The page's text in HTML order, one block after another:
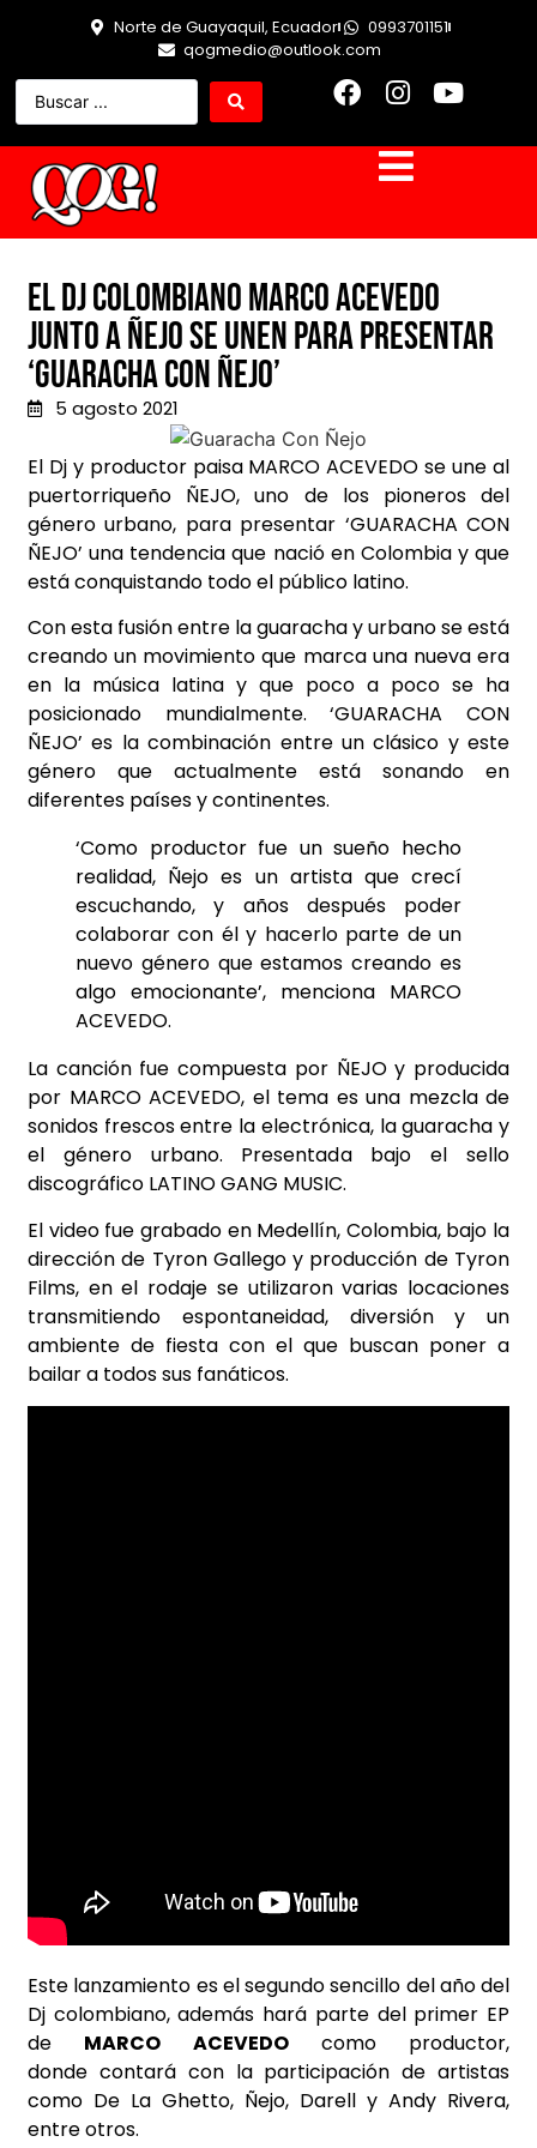
Norte de Guayaquil, Ecuador
0993701151
qogmedio@outlook.com
El Dj colombiano Marco Acevedo
junto a Ñejo se unen para presentar
‘Guaracha Con Ñejo’
5 agosto 2021
El Dj y productor paisa MARCO ACEVEDO se une al
puertorriqueño ÑEJO, uno de los pioneros del
género urbano, para presentar ‘GUARACHA CON
ÑEJO’ una tendencia que nació en Colombia y que
está conquistando todo el público latino.
Con esta fusión entre la guaracha y urbano se está
creando un movimiento que marca una nueva era
en la música latina y que poco a poco se ha
posicionado mundialmente. ‘GUARACHA CON
ÑEJO’ es la combinación entre un clásico y este
género que actualmente está sonando en
diferentes países y continentes.
‘Como productor fue un sueño hecho
realidad, Ñejo es un artista que crecí
escuchando, y años después poder
colaborar con él y hacerlo parte de un
nuevo género que estamos creando es
algo emocionante’, menciona MARCO
ACEVEDO.
La canción fue compuesta por ÑEJO y producida
por MARCO ACEVEDO, el tema es una mezcla de
sonidos frescos entre la electrónica, la guaracha y
el género urbano. Presentada bajo el sello
discográfico LATINO GANG MUSIC.
El video fue grabado en Medellín, Colombia, bajo la
dirección de Tyron Gallego y producción de Tyron
Films, en el rodaje se utilizaron varias locaciones
transmitiendo espontaneidad, diversión y un
ambiente de fiesta con el que buscan poner a
bailar a todos sus fanáticos.
Este lanzamiento es el segundo sencillo del año del
Dj colombiano, además hará parte del primer EP
de MARCO ACEVEDOcomo productor,
donde contará con la participación de artistas
como De La Ghetto, Ñejo, Darell y Andy Rivera,
entre otros.